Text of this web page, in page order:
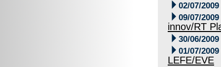
 02/07/2009
 09/07/2009
innov/RT
 30/06/2009
 01/07/2009
LEFE/EVE